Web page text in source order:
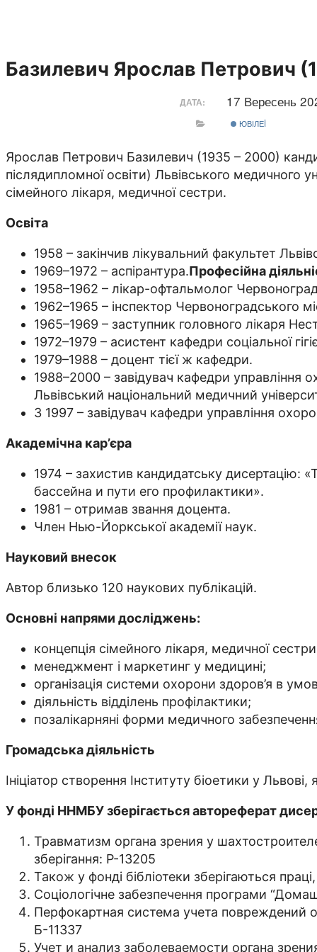
Базилевич Ярослав Петрович
ДАТА: 17 Вересень
ЮВІЛЕЇ
Ярослав Петрович Базилевич (1935 – 2000)
післядипломної освіти) Львівського медичного
сімейного лікаря, медичної сестри.
Освіта
1958 – закінчив лікувальний факультет
1969–1972 – аспірантура.Професійна
1958–1962 – лікар-офтальмолог
1962–1965 – інспектор Червоноградського
1965–1969 – заступник головного лікаря
1972–1979 – асистент кафедри соціальної
1979–1988 – доцент тієї ж кафедри.
1988–2000 – завідувач кафедри управління
Львівський національний медичний
З 1997 – завідувач кафедри управління
Академічна кар’єра
1974 – захистив кандидатську
бассейна и пути его профилактики».
1981 – отримав звання доцента.
Член Нью-Йоркської академії наук.
Науковий внесок
Автор близько 120 наукових публікацій.
Основні напрями досліджень:
концепція сімейного лікаря, медичної
менеджмент і маркетинг у медицині;
організація системи охорони здоров’я в
діяльність відділень профілактики;
позалікарняні форми медичного
Громадська діяльність
Ініціатор створення Інституту біоетики у
У фонді ННМБУ зберігається автореферат
Травматизм органа зрения у
зберігання: Р-13205
Також у фонді бібліотеки зберігаються
Соціологічне забезпечення програми
Перфокартная система учета повреждений
Б-11337
Учет и анализ заболеваемости органа